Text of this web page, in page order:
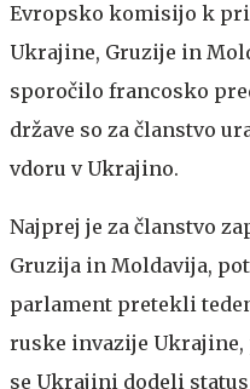
Evropsko komisijo k
Ukrajine, Gruzije in
sporočilo francosko
države so za članstvo
vdoru v Ukrajino.
Najprej je za članstvo
Gruzija in Moldavija,
parlament pretekli
ruske invazije Ukrajine,
se Ukrajini dodeli